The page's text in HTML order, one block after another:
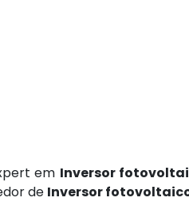
em Inversor
de Inversor